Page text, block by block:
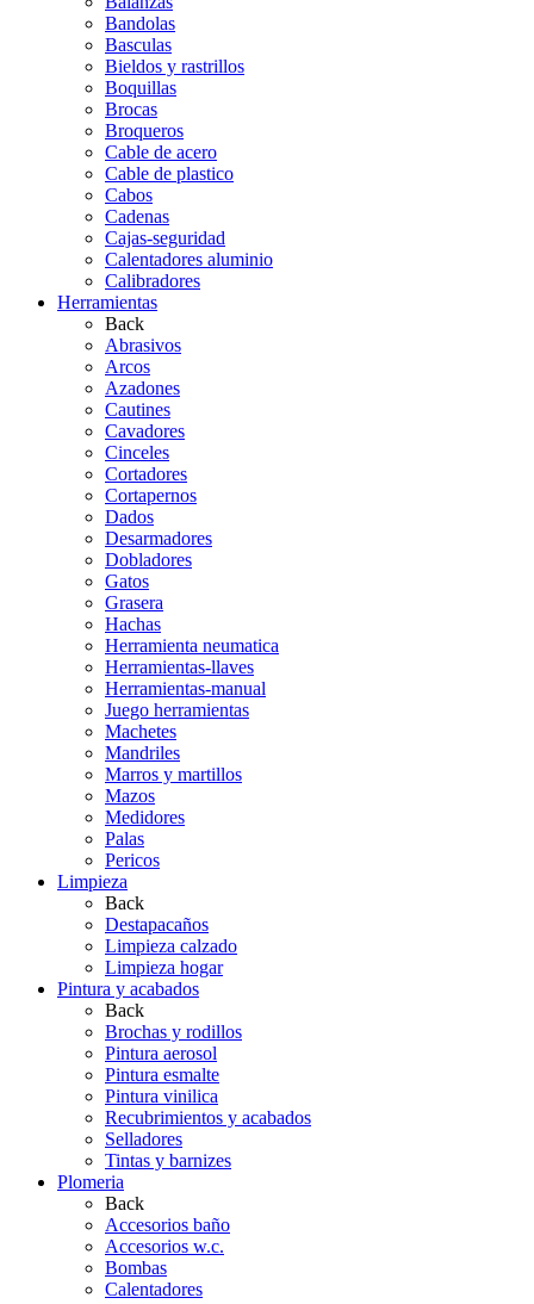
Bandolas
Basculas
Bieldos y rastrillos
Boquillas
Brocas
Broqueros
Cable de acero
Cable de plastico
Cabos
Cadenas
Cajas-seguridad
Calentadores aluminio
Calibradores
Herramientas
Back
Abrasivos
Arcos
Azadones
Cautines
Cavadores
Cinceles
Cortadores
Cortapernos
Dados
Desarmadores
Dobladores
Gatos
Grasera
Hachas
Herramienta neumatica
Herramientas-llaves
Herramientas-manual
Juego herramientas
Machetes
Mandriles
Marros y martillos
Mazos
Medidores
Palas
Pericos
Limpieza
Back
Destapacaños
Limpieza calzado
Limpieza hogar
Pintura y acabados
Back
Brochas y rodillos
Pintura aerosol
Pintura esmalte
Pintura vinilica
Recubrimientos y acabados
Selladores
Tintas y barnizes
Plomeria
Back
Accesorios baño
Accesorios w.c.
Bombas
Calentadores